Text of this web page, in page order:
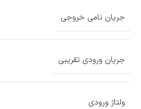
جریان نامی خروجی
جریان ورودی تقریبی
ولتاژ ورودی